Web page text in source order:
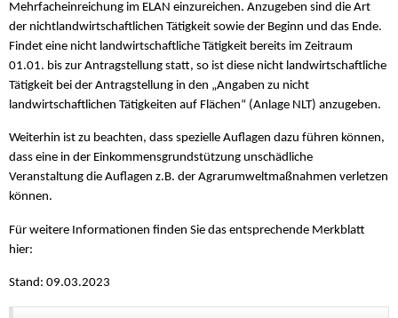
Mehrfacheinreichung im ELAN einzureichen. Anzugeben sind die Art
der nichtlandwirtschaftlichen Tätigkeit sowie der Beginn und das Ende.
Findet eine nicht landwirtschaftliche Tätigkeit bereits im Zeitraum
01.01. bis zur Antragstellung statt, so ist diese nicht landwirtschaftliche
Tätigkeit bei der Antragstellung in den „Angaben zu nicht
landwirtschaftlichen Tätigkeiten auf Flächen“ (Anlage NLT) anzugeben.
Weiterhin ist zu beachten, dass spezielle Auflagen dazu führen können,
dass eine in der Einkommensgrundstützung unschädliche
Veranstaltung die Auflagen z.B. der Agrarumweltmaßnahmen verletzen
können.
Für weitere Informationen finden Sie das entsprechende Merkblatt
hier:
Stand: 09.03.2023